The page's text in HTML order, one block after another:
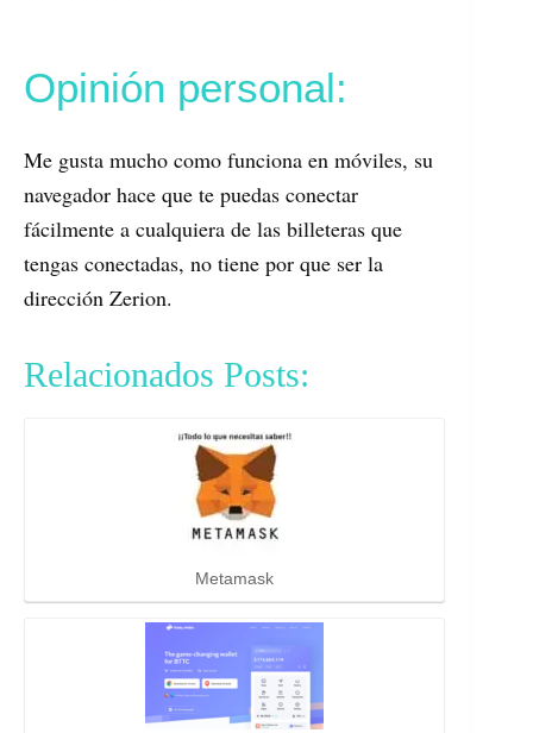
Opinión personal:
Me gusta mucho como funciona en móviles, su
navegador hace que te puedas conectar
fácilmente a cualquiera de las billeteras que
tengas conectadas, no tiene por que ser la
dirección Zerion.
Relacionados Posts:
Metamask